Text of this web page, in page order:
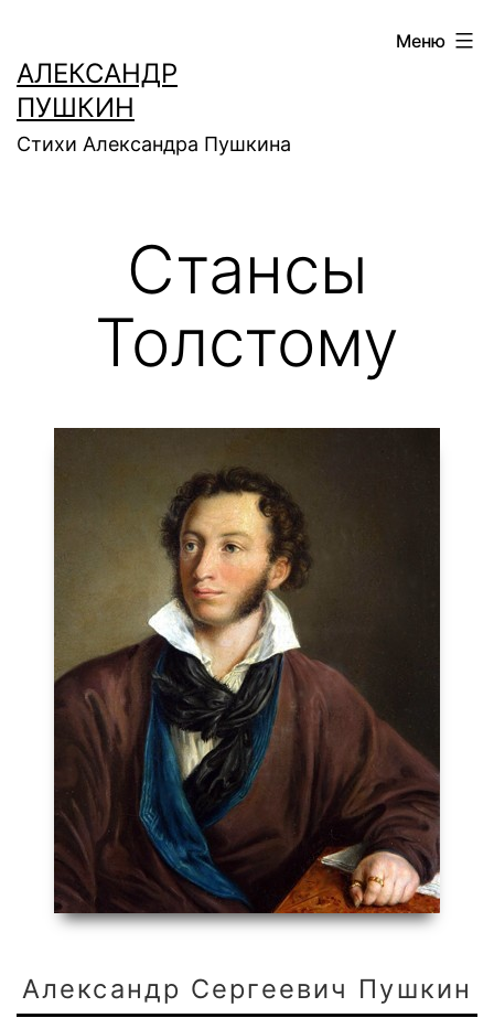
содержимому
АЛЕКСАНДР
ПУШКИН
Стихи Александра Пушкина
Меню
Стансы
Толстому
Александр Сергеевич Пушкин